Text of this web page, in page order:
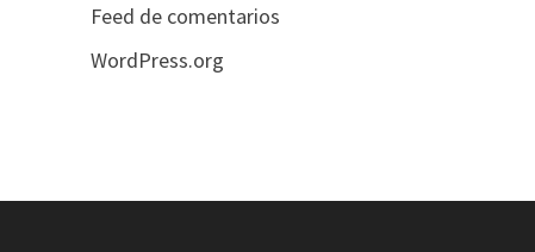
Feed de comentarios
WordPress.org